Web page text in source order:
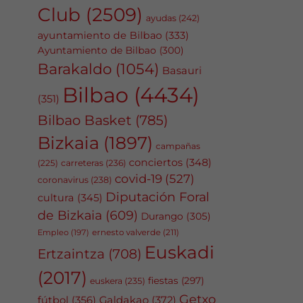
Club (2509) ayudas (242)
ayuntamiento de Bilbao (333)
Ayuntamiento de Bilbao (300)
Barakaldo (1054) Basauri
(351) Bilbao (4434)
Bilbao Basket (785)
Bizkaia (1897) campañas
(225) carreteras (236) conciertos (348)
coronavirus (238) covid-19 (527)
cultura (345) Diputación Foral
de Bizkaia (609) Durango (305)
Empleo (197) ernesto valverde (211)
Ertzaintza (708) Euskadi
(2017) euskera (235) fiestas (297)
fútbol (356) Galdakao (372) Getxo